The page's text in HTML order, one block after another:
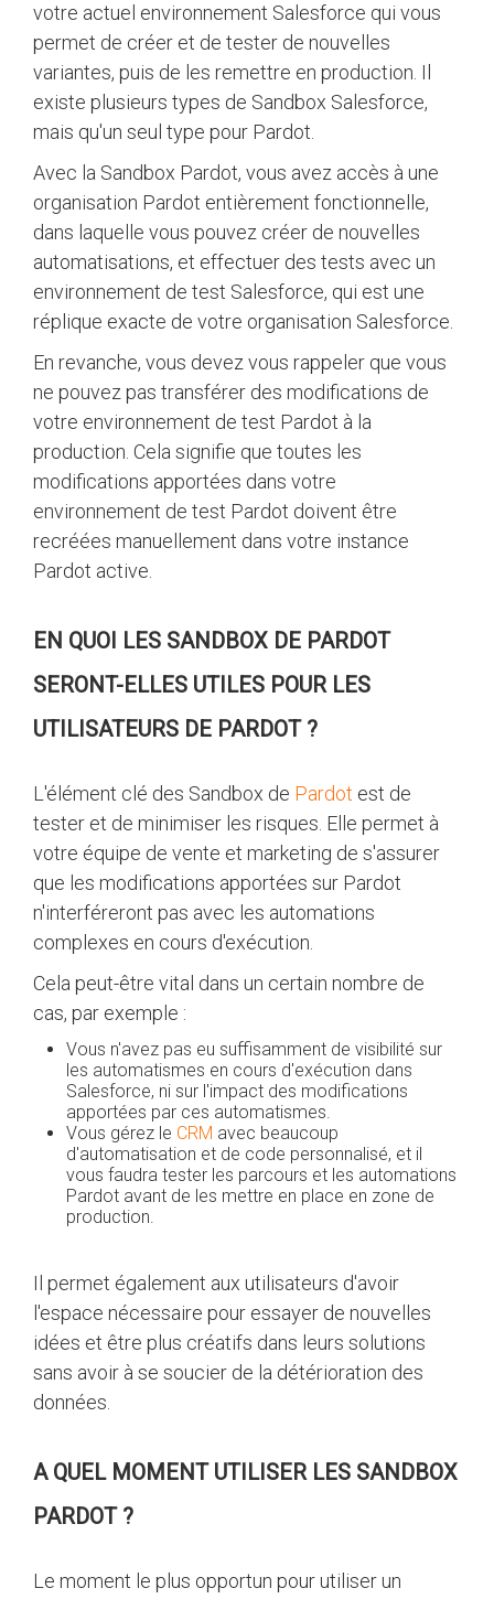
votre actuel environnement Salesforce qui vous
permet de créer et de tester de nouvelles
variantes, puis de les remettre en production. Il
existe plusieurs types de Sandbox Salesforce,
mais qu'un seul type pour Pardot.
Avec la Sandbox Pardot, vous avez accès à une
organisation Pardot entièrement fonctionnelle,
dans laquelle vous pouvez créer de nouvelles
automatisations, et effectuer des tests avec un
environnement de test Salesforce, qui est une
réplique exacte de votre organisation Salesforce.
En revanche, vous devez vous rappeler que vous
ne pouvez pas transférer des modifications de
votre environnement de test Pardot à la
production. Cela signifie que toutes les
modifications apportées dans votre
environnement de test Pardot doivent être
recréées manuellement dans votre instance
Pardot active.
EN QUOI LES SANDBOX DE PARDOT
SERONT-ELLES UTILES POUR LES
UTILISATEURS DE PARDOT ?
L'élément clé des Sandbox de Pardot est de
tester et de minimiser les risques. Elle permet à
votre équipe de vente et marketing de s'assurer
que les modifications apportées sur Pardot
n'interféreront pas avec les automations
complexes en cours d'exécution.
Cela peut-être vital dans un certain nombre de
cas, par exemple :
Vous n'avez pas eu suffisamment de visibilité sur
les automatismes en cours d'exécution dans
Salesforce, ni sur l'impact des modifications
apportées par ces automatismes.
Vous gérez le CRM avec beaucoup
d'automatisation et de code personnalisé, et il
vous faudra tester les parcours et les automations
Pardot avant de les mettre en place en zone de
production.
Il permet également aux utilisateurs d'avoir
l'espace nécessaire pour essayer de nouvelles
idées et être plus créatifs dans leurs solutions
sans avoir à se soucier de la détérioration des
données.
A QUEL MOMENT UTILISER LES SANDBOX
PARDOT ?
Le moment le plus opportun pour utiliser un